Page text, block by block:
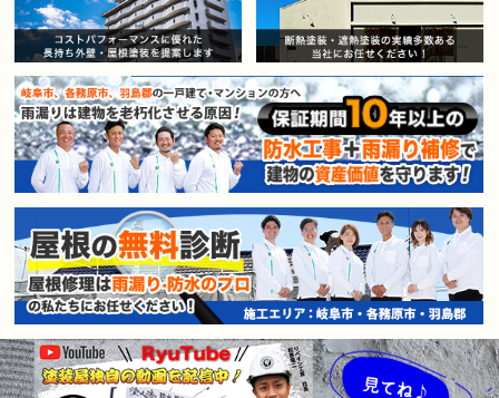
賃貸マンション・アパートオー